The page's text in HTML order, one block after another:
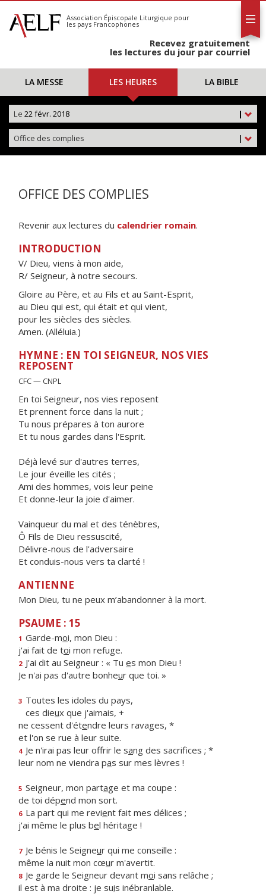
S'abonner
Calendrier
Association Épiscopale Liturgique pour
les pays Francophones
Recevez gratuitement
les lectures du jour par courriel
LA MESSE LES HEURES LA BIBLE
|
Le 22 févr. 2018
|
Office des complies
OFFICE DES COMPLIES
Revenir aux lectures du calendrier romain.
INTRODUCTION
V/ Dieu, viens à mon aide,
R/ Seigneur, à notre secours.
Gloire au Père, et au Fils et au Saint-Esprit,
au Dieu qui est, qui était et qui vient,
pour les siècles des siècles.
Amen. (Alléluia.)
HYMNE : EN TOI SEIGNEUR, NOS VIES
REPOSENT
CFC — CNPL
En toi Seigneur, nos vies reposent
Et prennent force dans la nuit ;
Tu nous prépares à ton aurore
Et tu nous gardes dans l'Esprit.
Déjà levé sur d'autres terres,
Le jour éveille les cités ;
Ami des hommes, vois leur peine
Et donne-leur la joie d'aimer.
Vainqueur du mal et des ténèbres,
Ô Fils de Dieu ressuscité,
Délivre-nous de l'adversaire
Et conduis-nous vers ta clarté !
ANTIENNE
Mon Dieu, tu ne peux m’abandonner à la mort.
PSAUME : 15
1 Garde-moi, mon Dieu :
j'ai fait de toi mon refuge.
2 J'ai dit au Seigneur : « Tu es mon Dieu !
Je n'ai pas d'autre bonheur que toi. »
3 Toutes les idoles du pays,
ces dieux que j'aimais, +
ne cessent d'étendre leurs ravages, *
et l'on se rue à leur suite.
4 Je n'irai pas leur offrir le sang des sacrifices ; *
leur nom ne viendra pas sur mes lèvres !
5 Seigneur, mon partage et ma coupe :
de toi dépend mon sort.
6 La part qui me revient fait mes délices ;
j'ai même le plus bel héritage !
7 Je bénis le Seigneur qui me conseille :
même la nuit mon cœur m'avertit.
8 Je garde le Seigneur devant moi sans relâche ;
il est à ma droite : je suis inébranlable.